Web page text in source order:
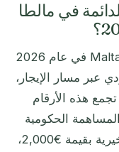
في مالطا
تبدأ التكلفة الإجمالية لبرنامج Malta MPRP في عام 2026
الفردي عبر مسار الإيجار،
تجمع هذه الأرقام
الإدارة البالغة €60,000، والمساهمة الحكومية
بقيمة €37,000، والتبرع للجمعيات الخيرية بقيمة €2,000،